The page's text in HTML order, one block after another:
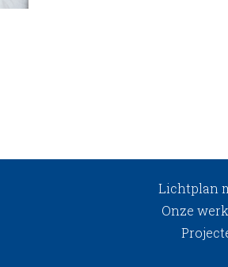
Lichtplan
Onze